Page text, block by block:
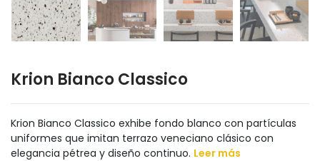
Krion Bianco Classico
Krion Bianco Classico exhibe fondo blanco con partículas
uniformes que imitan terrazo veneciano clásico con
elegancia pétrea y diseño continuo. Leer más